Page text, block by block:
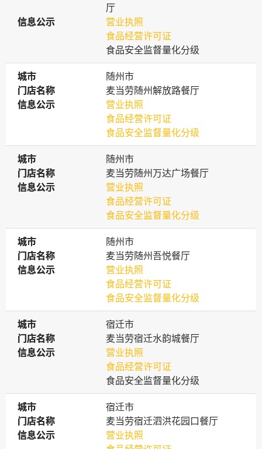
厅
信息公示
信息公示
营业执照
食品经营许可证
食品安全监督量化分级
城市
城市
随州市
门店名称
门店名称
麦当劳随州解放路餐厅
信息公示
信息公示
营业执照
食品经营许可证
食品安全监督量化分级
城市
城市
随州市
门店名称
门店名称
麦当劳随州万达广场餐厅
信息公示
信息公示
营业执照
食品经营许可证
食品安全监督量化分级
城市
城市
随州市
门店名称
门店名称
麦当劳随州吾悦餐厅
信息公示
信息公示
营业执照
食品经营许可证
食品安全监督量化分级
城市
城市
宿迁市
门店名称
门店名称
麦当劳宿迁水韵城餐厅
信息公示
信息公示
营业执照
食品经营许可证
食品安全监督量化分级
城市
城市
宿迁市
门店名称
门店名称
麦当劳宿迁泗洪花园口餐厅
信息公示
信息公示
营业执照